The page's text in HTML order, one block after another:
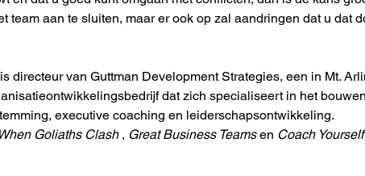
team aan te sluiten, maar er ook op zal aandringen dat u dat
is directeur van Guttman Development Strategies, een in Mt.
dat zich specialiseert in het
executive coaching en leiderschapsontwikkeling.
When Goliaths Clash , Great Business Teams en Coach